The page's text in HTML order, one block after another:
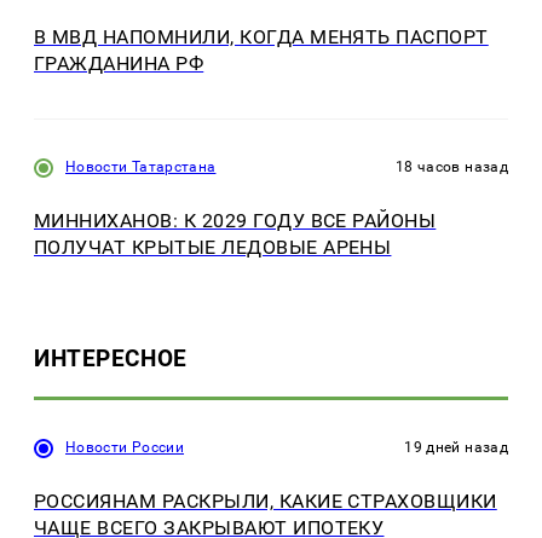
В МВД НАПОМНИЛИ, КОГДА МЕНЯТЬ ПАСПОРТ
ГРАЖДАНИНА РФ
Новости Татарстана 18 часов назад
МИННИХАНОВ: К 2029 ГОДУ ВСЕ РАЙОНЫ
ПОЛУЧАТ КРЫТЫЕ ЛЕДОВЫЕ АРЕНЫ
ИНТЕРЕСНОЕ
Новости России 19 дней назад
РОССИЯНАМ РАСКРЫЛИ, КАКИЕ СТРАХОВЩИКИ
ЧАЩЕ ВСЕГО ЗАКРЫВАЮТ ИПОТЕКУ